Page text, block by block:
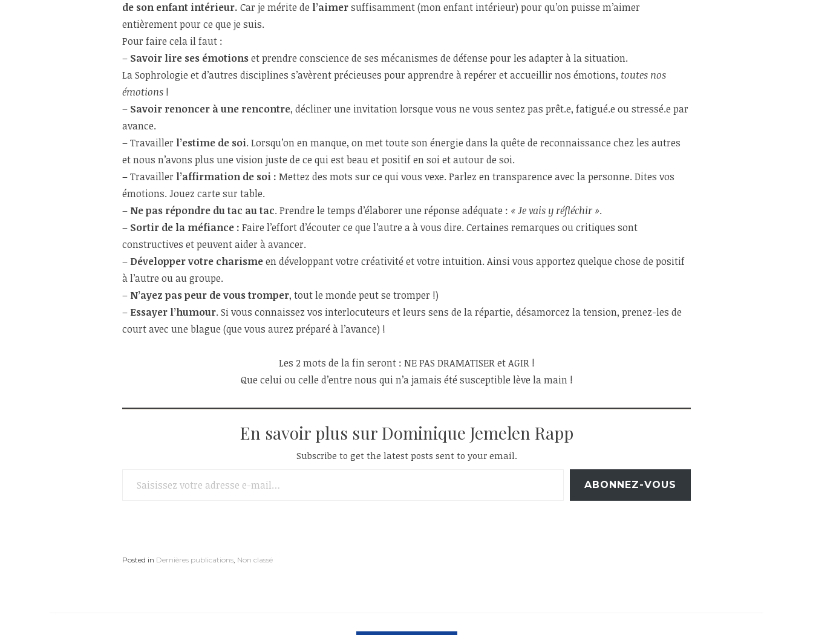
de son enfant intérieur. Car je mérite de l’aimersuffisamment (mon enfant intérieur) pour qu’on puisse m’aimer
entièrement pour ce que je suis.
Pour faire cela il faut :
– Savoir lire ses émotionset prendre conscience de ses mécanismes de défense pour les adapter à la situation.
La Sophrologie et d’autres disciplines s’avèrent précieuses pour apprendre à repérer et accueillir nos émotions, toutes nos
émotions !
– Savoir renoncer à une rencontre, décliner une invitation lorsque vous ne vous sentez pas prêt.e, fatigué.e ou stressé.e par
avance.
– Travailler l’estime de soi. Lorsqu’on en manque, on met toute son énergie dans la quête de reconnaissance chez les autres
et nous n’avons plus une vision juste de ce qui est beau et positif en soi et autour de soi.
– Travailler l’affirmation de soi : Mettez des mots sur ce qui vous vexe. Parlez en transparence avec la personne. Dites vos
émotions. Jouez carte sur table.
– Ne pas répondre du tac au tac. Prendre le temps d’élaborer une réponse adéquate : « Je vais y réfléchir ».
– Sortir de la méfiance : Faire l’effort d’écouter ce que l’autre a à vous dire. Certaines remarques ou critiques sont
constructives et peuvent aider à avancer.
– Développer votre charismeen développant votre créativité et votre intuition. Ainsi vous apportez quelque chose de positif
à l’autre ou au groupe.
– N’ayez pas peur de vous tromper, tout le monde peut se tromper !)
– Essayer l’humour. Si vous connaissez vos interlocuteurs et leurs sens de la répartie, désamorcez la tension, prenez-les de
court avec une blague (que vous aurez préparé à l’avance) !
Les 2 mots de la fin seront : NE PAS DRAMATISER et AGIR !
Que celui ou celle d’entre nous qui n’a jamais été susceptible lève la main !
En savoir plus sur Dominique Jemelen Rapp
Subscribe to get the latest posts sent to your email.
ABONNEZ-VOUS
Posted in Dernières publications, Non classé